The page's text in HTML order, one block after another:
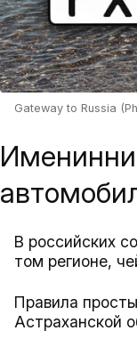
Gateway to Russia
В российских
том регионе,
Правила
Астраханской